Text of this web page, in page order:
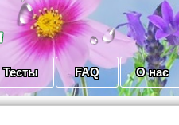
Тесты FAQ О нас